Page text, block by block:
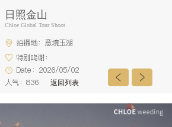
日照金山
Chloe Global Tour Shoot
拍摄地：意境玉湖
特别鸣谢：
Date：2026/05/02
人气：836
返回列表